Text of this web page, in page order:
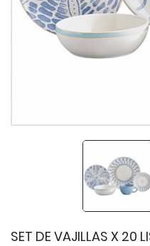
SET DE VAJILLAS X 20